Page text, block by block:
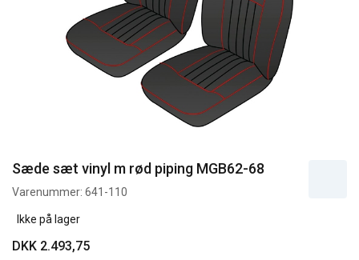
Sæde sæt vinyl m rød piping MGB62-68
Varenummer: 641-110
Ikke på lager
DKK 2.493,75